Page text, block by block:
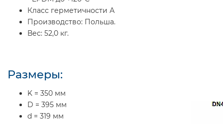
Класс герметичности А
Производство: Польша.
Вес: 52,0 кг.
Размеры:
K = 350 мм
D = 395 мм
d = 319 мм